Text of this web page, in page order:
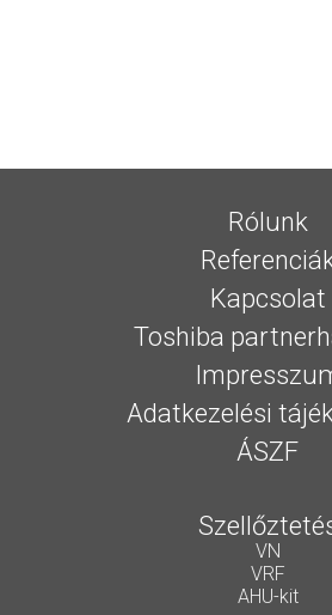
Rólunk
Kapcsolat
Toshiba
Adatkezelési
ÁSZF
VN
VRF
AHU-kit